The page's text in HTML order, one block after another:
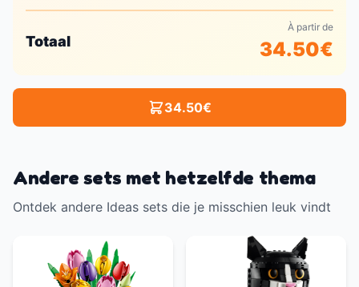
Totaal
À partir de
34.50€
34.50€
Andere sets met hetzelfde thema
Ontdek andere Ideas sets die je misschien leuk vindt